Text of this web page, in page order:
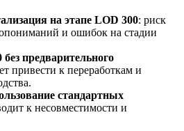
на этапе LOD 300: риск
и ошибок на стадии
предварительного
привести к переработкам и
стандартных
к несовместимости и